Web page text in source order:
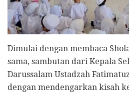
Dimulai dengan membaca
sama, sambutan dari Kepala
Darussalam Ustadzah
dengan mendengarkan kisah